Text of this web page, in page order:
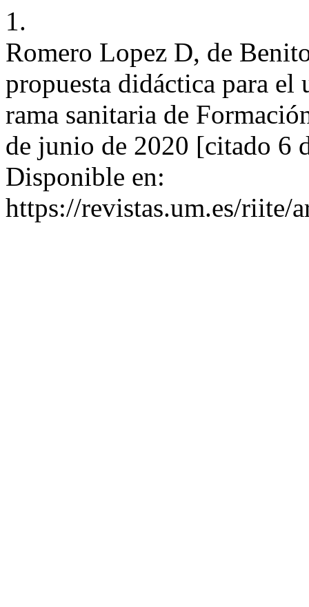
1.
Romero Lopez D, de
propuesta didáctica para el
rama sanitaria de
de junio de 2020 [citado 6
Disponible en:
https://revistas.um.es/riite/